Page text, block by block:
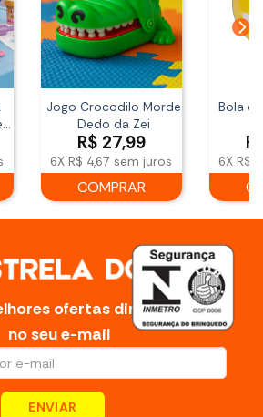
Jogo Crocodilo Morde
Dedo da Zei
R$27,99
6XR$ 4,67 sem juros
COMPRAR
Bola
6XR$
ofertas direto
no seu e-mail
ENVIAR